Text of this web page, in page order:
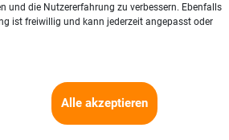
und die Nutzererfahrung zu verbessern. Ebenfalls
ist freiwillig und kann jederzeit angepasst oder
Alle akzeptieren